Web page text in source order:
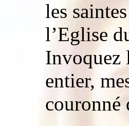
les
l’Eglise
Invoquez
entier,
couronné